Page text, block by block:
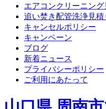
エアコンクリーニン
追い焚き配管洗浄見
キャンセルポリシー
キャンペーン
ブログ
新着ニュース
プライバシーポリシー
ご利用にあたって